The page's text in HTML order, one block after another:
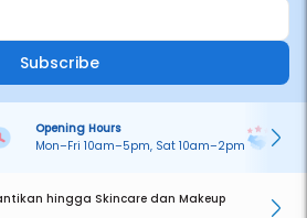
Subscribe
Opening Hours
Mon–Fri 10am–5pm, Sat 10am–2pm
hingga Skincare dan Makeup